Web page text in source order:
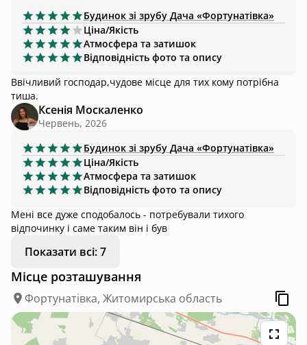
Будинок зі зрубу Дача «Фортунатівка»
Ціна/Якість
Атмосфера та затишок
Відповідність фото та опису
Ввічливий господар,чудове місце для тих кому потрібна
тиша.
Ксенія Москаленко
Червень, 2026
Будинок зі зрубу Дача «Фортунатівка»
Ціна/Якість
Атмосфера та затишок
Відповідність фото та опису
Мені все дуже сподобалось - потребували тихого
відпочинку і саме таким він і був
Показати всі: 7
Місце розташування
Фортунатівка, Житомирська область